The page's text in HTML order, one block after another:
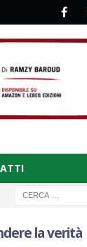
la verità